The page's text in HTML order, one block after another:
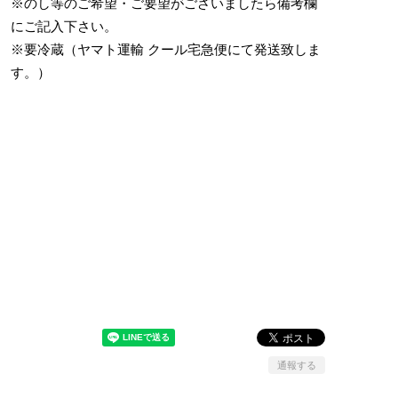
※のし等のご希望・ご要望がございましたら備考欄
にご記入下さい。
※要冷蔵（ヤマト運輸 クール宅急便にて発送致しま
す。）
通報する